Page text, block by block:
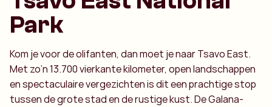
Park
Kom je voor de olifanten, dan moet je naar Tsavo East.
Met zo’n 13.700 vierkante kilometer, open landschappen
en spectaculaire vergezichten is dit een prachtige stop
tussen de grote stad en de rustige kust. De Galana-